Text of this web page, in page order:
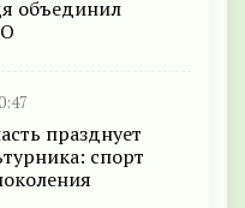
объединил
празднует
спорт